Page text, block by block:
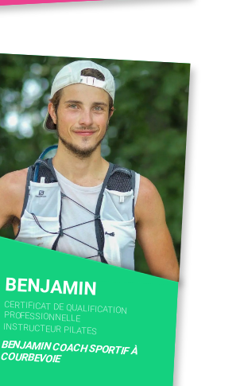
BENJAMIN
CERTIFICAT DE QUALIFICATION
PROFESSIONNELLE
INSTRUCTEUR PILATES
BENJAMIN COACH SPORTIF À
COURBEVOIE